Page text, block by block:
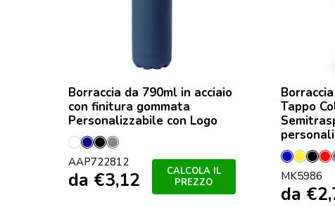
Borraccia da 790ml in acciaio
con finitura gommata
Personalizzabile con Logo
Bianco
Blu
Scuro
NeroGrigio
AAP722812
da €3,12
CALCOLA IL
PREZZO
Tappo
BluGiallo
MK5986
da €